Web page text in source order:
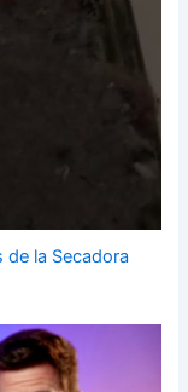
la Secadora